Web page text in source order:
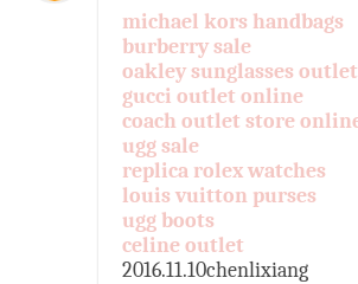
michael kors handbags
burberry sale
oakley sunglasses outlet
gucci outlet online
coach outlet store
ugg sale
replica rolex watches
louis vuitton purses
ugg boots
celine outlet
2016.11.10chenlixiang